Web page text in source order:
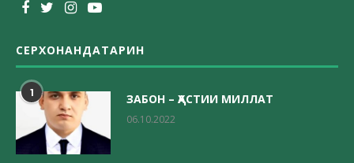
СЕРХОНАНДАТАРИН
1 ЗАБОН – ҲАСТИИ МИЛЛАТ
06.10.2022